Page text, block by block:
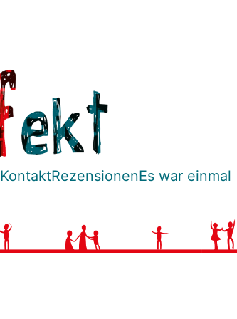
KontaktRezensionenEs war einmal